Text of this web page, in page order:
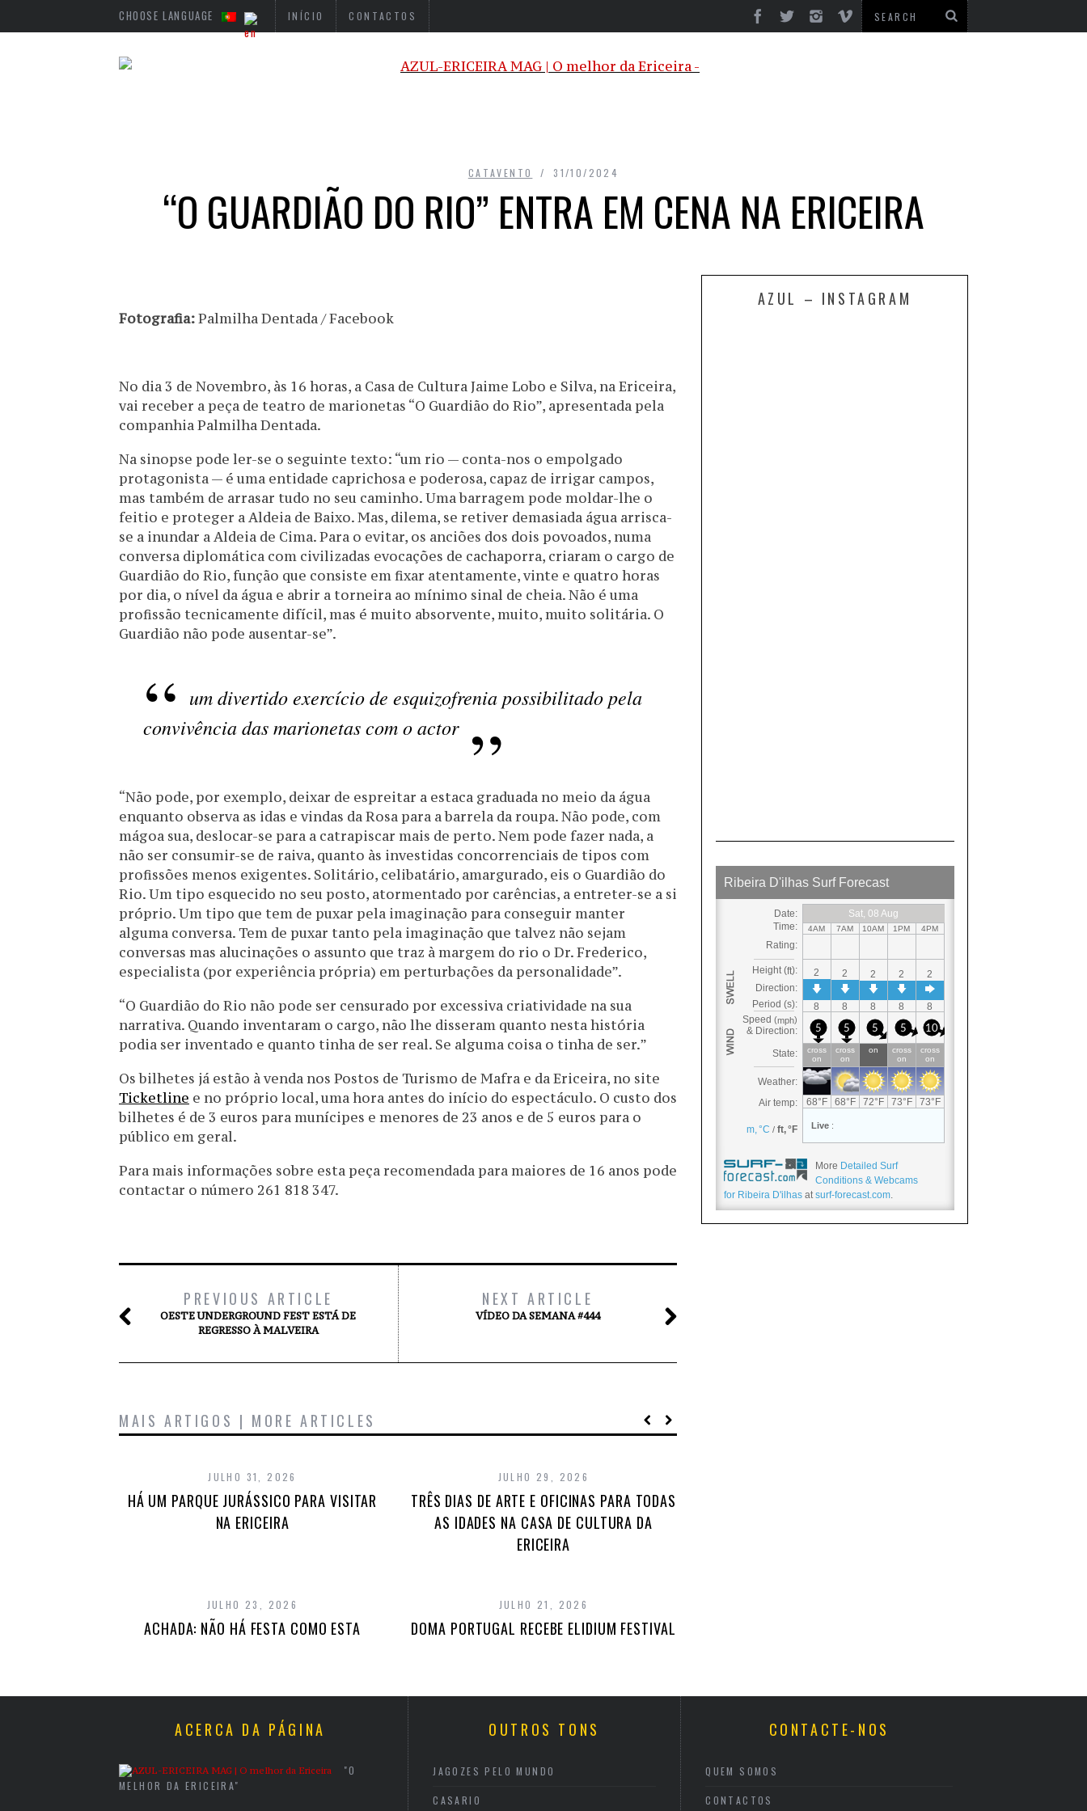
CHOOSE LANGUAGE INÍCIO CONTACTOS
CATAVENTO 31/10/2024
“O GUARDIÃO DO RIO” ENTRA EM CENA NA ERICEIRA
Fotografia:Palmilha Dentada / Facebook
No dia 3 de Novembro, às 16 horas, a Casa de Cultura Jaime Lobo e Silva, na Ericeira,
vai receber a peça de teatro de marionetas “O Guardião do Rio”, apresentada pela
companhia Palmilha Dentada.
Na sinopse pode ler-se o seguinte texto: “um rio — conta-nos o empolgado
protagonista — é uma entidade caprichosa e poderosa, capaz de irrigar campos,
mas também de arrasar tudo no seu caminho. Uma barragem pode moldar-lhe o
feitio e proteger a Aldeia de Baixo. Mas, dilema, se retiver demasiada água arrisca-
se a inundar a Aldeia de Cima. Para o evitar, os anciões dos dois povoados, numa
conversa diplomática com civilizadas evocações de cachaporra, criaram o cargo de
Guardião do Rio, função que consiste em fixar atentamente, vinte e quatro horas
por dia, o nível da água e abrir a torneira ao mínimo sinal de cheia. Não é uma
profissão tecnicamente difícil, mas é muito absorvente, muito, muito solitária. O
Guardião não pode ausentar-se”.
um divertido exercício de esquizofrenia possibilitado pela
convivência das marionetas com o actor
“Não pode, por exemplo, deixar de espreitar a estaca graduada no meio da água
enquanto observa as idas e vindas da Rosa para a barrela da roupa. Não pode, com
mágoa sua, deslocar-se para a catrapiscar mais de perto. Nem pode fazer nada, a
não ser consumir-se de raiva, quanto às investidas concorrenciais de tipos com
profissões menos exigentes. Solitário, celibatário, amargurado, eis o Guardião do
Rio. Um tipo esquecido no seu posto, atormentado por carências, a entreter-se a si
próprio. Um tipo que tem de puxar pela imaginação para conseguir manter
alguma conversa. Tem de puxar tanto pela imaginação que talvez não sejam
conversas mas alucinações o assunto que traz à margem do rio o Dr. Frederico,
especialista (por experiência própria) em perturbações da personalidade”.
“O Guardião do Rio não pode ser censurado por excessiva criatividade na sua
narrativa. Quando inventaram o cargo, não lhe disseram quanto nesta história
podia ser inventado e quanto tinha de ser real. Se alguma coisa o tinha de ser.”
Os bilhetes já estão à venda nos Postos de Turismo de Mafra e da Ericeira, no site
Ticketline e no próprio local, uma hora antes do início do espectáculo. O custo dos
bilhetes é de 3 euros para munícipes e menores de 23 anos e de 5 euros para o
público em geral.
Para mais informações sobre esta peça recomendada para maiores de 16 anos pode
contactar o número 261 818 347.
PREVIOUS ARTICLE
OESTE UNDERGROUND FEST ESTÁ DE
REGRESSO À MALVEIRA
NEXT ARTICLE
VÍDEO DA SEMANA #444
MAIS ARTIGOS | MORE ARTICLES
JULHO 31, 2026
HÁ UM PARQUE JURÁSSICO PARA VISITAR
NA ERICEIRA
JULHO 29, 2026
TRÊS DIAS DE ARTE E OFICINAS PARA TODAS
AS IDADES NA CASA DE CULTURA DA
ERICEIRA
JULHO 23, 2026
ACHADA: NÃO HÁ FESTA COMO ESTA
JULHO 21, 2026
DOMA PORTUGAL RECEBE ELIDIUM FESTIVAL
AZUL – INSTAGRAM
More Detailed Surf
Conditions & Webcams
for Ribeira D'ilhas at surf-forecast.com.
ACERCA DA PÁGINA
"O
MELHOR DA ERICEIRA"
OUTROS TONS
JAGOZES PELO MUNDO
CASARIO
CONTACTE-NOS
QUEM SOMOS
CONTACTOS